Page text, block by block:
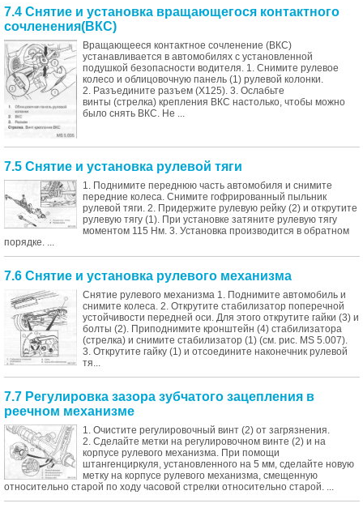
7.4 Снятие и установка вращающегося контактного
сочленения(ВКС)
Вращающееся контактное сочленение (ВКС)
устанавливается в автомобилях с установленной
подушкой безопасности водителя. 1. Снимите рулевое
колесо и облицовочную панель (1) рулевой колонки.
2. Разъедините разъем (Х125). 3. Ослабьте
винты (стрелка) крепления ВКС настолько, чтобы можно
было снять ВКС. Не ...
7.5 Снятие и установка рулевой тяги
1. Поднимите переднюю часть автомобиля и снимите
передние колеса. Снимите гофрированный пыльник
рулевой тяги. 2. Придержите рулевую рейку (2) и открутите
рулевую тягу (1). При установке затяните рулевую тягу
моментом 115 Нм. 3. Установка производится в обратном
порядке. ...
7.6 Снятие и установка рулевого механизма
Снятие рулевого механизма 1. Поднимите автомобиль и
снимите колеса. 2. Открутите стабилизатор поперечной
устойчивости передней оси. Для этого открутите гайки (3) и
болты (2). Приподнимите кронштейн (4) стабилизатора
(стрелка) и снимите стабилизатор (1) (см. рис. MS 5.007).
3. Открутите гайку (1) и отсоедините наконечник рулевой
тя...
7.7 Регулировка зазора зубчатого зацепления в
реечном механизме
1. Очистите регулировочный винт (2) от загрязнения.
2. Сделайте метки на регулировочном винте (2) и на
корпусе рулевого механизма. При помощи
штангенциркуля, установленного на 5 мм, сделайте новую
метку на корпусе рулевого механизма, смещенную
относительно старой по ходу часовой стрелки относительно старой. ...